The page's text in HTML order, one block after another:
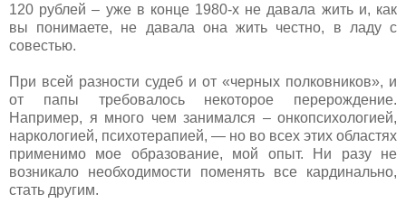
120 рублей – уже в конце 1980-х не давала жить и, как
вы понимаете, не давала она жить честно, в ладу с
совестью.
При всей разности судеб и от «черных полковников», и
от папы требовалось некоторое перерождение.
Например, я много чем занимался – онкопсихологией,
наркологией, психотерапией, — но во всех этих областях
применимо мое образование, мой опыт. Ни разу не
возникало необходимости поменять все кардинально,
стать другим.